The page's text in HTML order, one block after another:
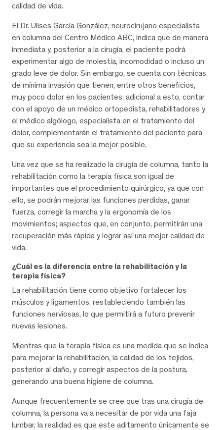
calidad de vida.
El Dr. Ulises García González, neurocirujano especialista
en columna del Centro Médico ABC, indica que de manera
inmediata y, posterior a la cirugía, el paciente podrá
experimentar algo de molestia, incomodidad o incluso un
grado leve de dolor. Sin embargo, se cuenta con técnicas
de mínima invasión que tienen, entre otros beneficios,
muy poco dolor en los pacientes; adicional a esto, contar
con el apoyo de un médico ortopedista, rehabilitadores y
el médico algólogo, especialista en el tratamiento del
dolor, complementarán el tratamiento del paciente para
que su experiencia sea la mejor posible.
Una vez que se ha realizado la cirugía de columna, tanto la
rehabilitación como la terapia física son igual de
importantes que el procedimiento quirúrgico, ya que con
ello, se podrán mejorar las funciones perdidas, ganar
fuerza, corregir la marcha y la ergonomía de los
movimientos; aspectos que, en conjunto, permitirán una
recuperación más rápida y lograr así una mejor calidad de
vida.
¿Cuál es la diferencia entre la rehabilitación y la
terapia física?
La rehabilitación tiene como objetivo fortalecer los
músculos y ligamentos, restableciendo también las
funciones nerviosas, lo que permitirá a futuro prevenir
nuevas lesiones.
Mientras que la terapia física es una medida que se indica
para mejorar la rehabilitación, la calidad de los tejidos,
posterior al daño, y corregir aspectos de la postura,
generando una buena higiene de columna.
Aunque frecuentemente se cree que tras una cirugía de
columna, la persona va a necesitar de por vida una faja
lumbar, la realidad es que este aditamento únicamente se